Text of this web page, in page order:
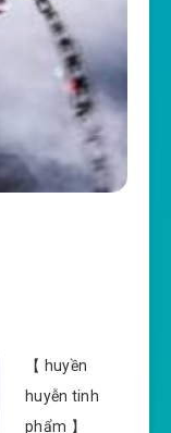
【 huyền
huyễn tinh
phẩm 】